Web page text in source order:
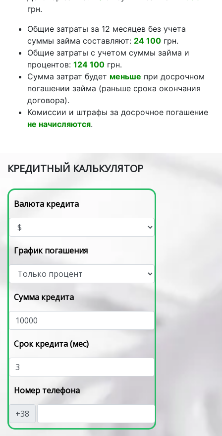
грн.
Общие затраты за 12 месяцев без учета
суммы займа составляют: 24 100 грн.
Общие затраты с учетом суммы займа и
процентов: 124 100 грн.
Сумма затрат будет меньше при досрочном
погашении займа (раньше срока окончания
договора).
Комиссии и штрафы за досрочное погашение
не начисляются.
КРЕДИТНЫЙ КАЛЬКУЛЯТОР
Валюта кредита
График погашения
Сумма кредита
Срок кредита (мес)
Номер телефона
+38